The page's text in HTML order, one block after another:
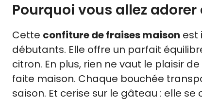
Pourquoi vous allez
Cette confiture de fraises maison est
débutants. Elle offre un parfait
citron. En plus, rien ne vaut le plaisir
faite maison. Chaque bouchée
saison. Et cerise sur le gâteau : elle